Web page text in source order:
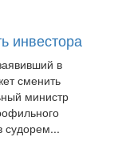
сменить
министр
судорем...